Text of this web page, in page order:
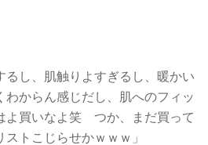
るし、肌触りよすぎるし、暖かい
からん感じだし、肌へのフィッ
よ買いなよ笑 つか、まだ買って
トこじらせかｗｗｗ」